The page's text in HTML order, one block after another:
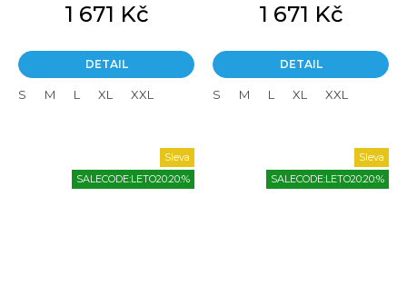
1 671 Kč
DETAIL
S M L XL XXL
1 671 Kč
DETAIL
S M L XL XXL
Sleva
SALECODE:LETO20:20:%
Sleva
SALECODE:LETO20:20:%